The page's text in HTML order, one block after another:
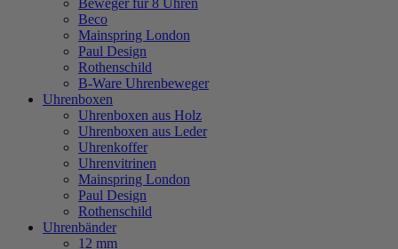
Beweger für 8 Uhren
Beco
Mainspring London
Paul Design
Rothenschild
B-Ware Uhrenbeweger
Uhrenboxen
Uhrenboxen aus Holz
Uhrenboxen aus Leder
Uhrenkoffer
Uhrenvitrinen
Mainspring London
Paul Design
Rothenschild
Uhrenbänder
12 mm